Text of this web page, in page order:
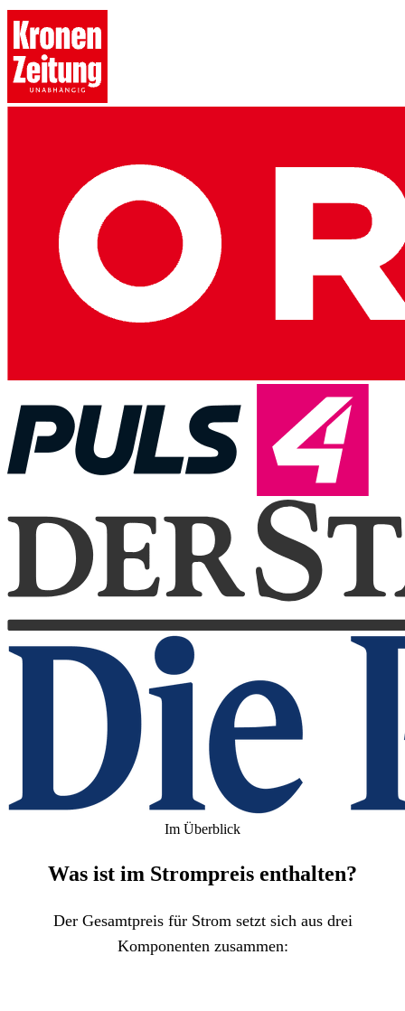
Im Überblick
Was ist im Strompreis enthalten?
Der Gesamtpreis für Strom setzt sich aus drei
Komponenten zusammen: